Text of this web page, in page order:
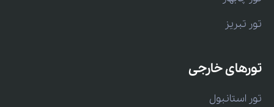
تور تبریز
تورهای خارجی
تور استانبول